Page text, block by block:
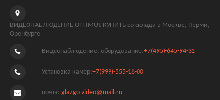
ВИДЕОНАБЛЮДЕНИЕ OPTIMUS КУПИТЬ со склада в Москве, Перми,
Оренбурге
Видеонаблюдение, оборудование:+7(495)-645-94-32
Установка камер:+7(999)-555-18-00
почта: glazgo-video@mail.ru